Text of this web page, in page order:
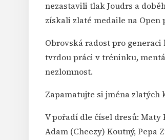
nezastavili tlak Joudrs a
získali zlaté medaile na Open
Obrovská radost pro
tvrdou práci v tréninku,
nezlomnost.
Zapamatujte si jména zlatých
V pořadí dle čísel dresů: Maty
Adam (Cheezy) Koutný, Pepa